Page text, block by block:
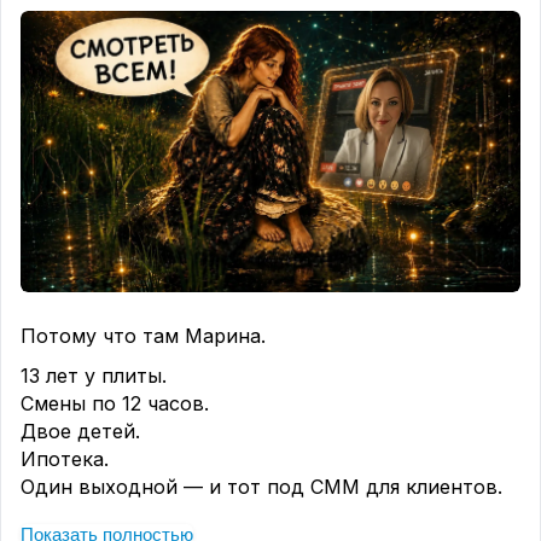
Потому что там Марина.
13 лет у плиты.
Смены по 12 часов.
Двое детей.
Ипотека.
Один выходной — и тот под СММ для клиентов.
А в понедельник она
Показать полностью